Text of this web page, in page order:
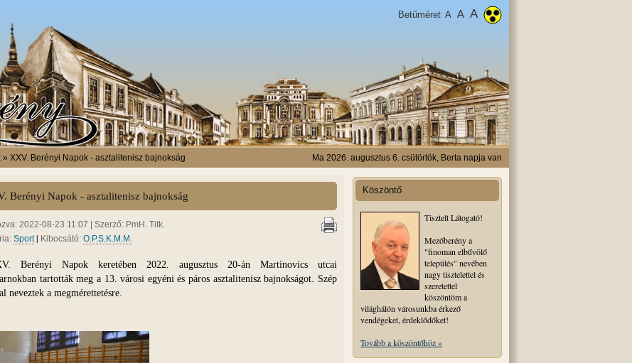
Betűméret A A A
» XXV. Berényi Napok - asztalitenisz bajnokság Ma 2026. augusztus 6. csütörtök, Berta napja van
Berényi Napok - asztalitenisz bajnokság
2022-08-23 11:07 | Szerző: PmH. Titk.
Sport| Kibocsátó: O.P.S.K.M.M.
Berényi Napok keretében 2022. augusztus 20-án Martinovics utcai
tartották meg a 13. városi egyéni és páros asztalitenisz bajnokságot. Szép
neveztek a megmérettetésre.
Köszöntő
Tisztelt Látogató!
Mezőberény a
"finoman elbűvölő
település" nevében
nagy tisztelettel és
szeretettel
köszöntöm a
világhálón városunkba érkező
vendégeket, érdeklődőket!
Tovább a köszöntőhöz »